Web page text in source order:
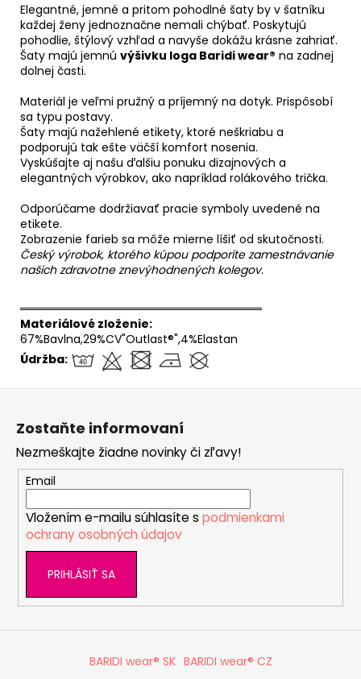
Elegantné, jemné a pritom pohodlné šaty by v šatníku
každej ženy jednoznačne nemali chýbať. Poskytujú
pohodlie, štýlový vzhľad a navyše dokážu krásne zahriať.
Šaty majú jemnú výšivku loga Baridi wear® na zadnej
dolnej časti.
Materiál je veľmi pružný a príjemný na dotyk. Prispôsobí
sa typu postavy.
Šaty majú nažehlené etikety, ktoré neškriabu a
podporujú tak ešte väčší komfort nosenia.
Vyskúšajte aj našu ďalšiu ponuku dizajnových a
elegantných výrobkov, ako napríklad rolákového trička.
Odporúčame dodržiavať pracie symboly uvedené na
etikete.
Zobrazenie farieb sa môže mierne líšiť od skutočnosti.
Český výrobok, ktorého kúpou podporíte zamestnávanie
našich zdravotne znevýhodnených kolegov.
══════════════════════════════
Materiálové zloženie:
67%Bavlna,29%CV"Outlast®",4%Elastan
Údržba:
Zostaňte informovaní
Nezmeškajte žiadne novinky či zľavy!
Email
Vložením e-mailu súhlasíte s podmienkami
ochrany osobných údajov
PRIHLÁSIŤ SA
BARIDI wear® SK BARIDI wear® CZ